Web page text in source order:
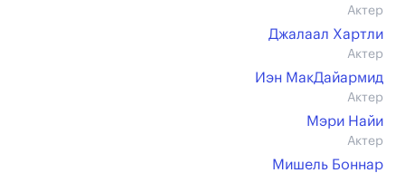
Актер
Джалаал Хартли
Актер
Иэн МакДайармид
Актер
Мэри Найи
Актер
Мишель Боннар